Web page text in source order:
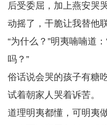
后受委屈，加上燕安哭
动摇了，干脆让我替他
“为什么？”明夷喃喃道
吗？”
俗话说会哭的孩子有糖
试着朝家人哭着诉苦。
道理明夷都懂，可明夷